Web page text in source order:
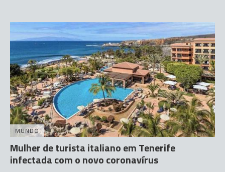
MUNDO
Mulher de turista italiano em Tenerife
infectada com o novo coronavírus